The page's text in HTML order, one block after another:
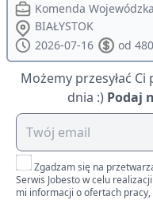
Komenda
BIAŁYSTOK
2026-07-16
od
Możemy przesyłać
dnia :) Podaj
Zgadzam się na
Serwis Jobesto w celu
mi informacji o ofertach pracy,